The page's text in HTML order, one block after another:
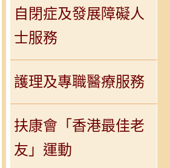
自閉症及發展障礙人
士服務
護理及專職醫療服務
扶康會「香港最佳老
友」運動